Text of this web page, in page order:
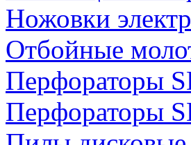
Ножовки
Отбойные
Перфораторы
Перфораторы